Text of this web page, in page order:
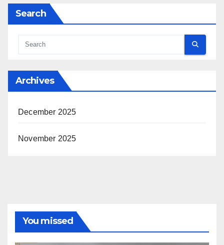
Search
Archives
December 2025
November 2025
You missed